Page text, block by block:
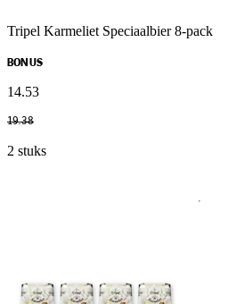
Tripel Karmeliet Speciaalbier 8-pack
BONUS
14.53
19.38
2 stuks